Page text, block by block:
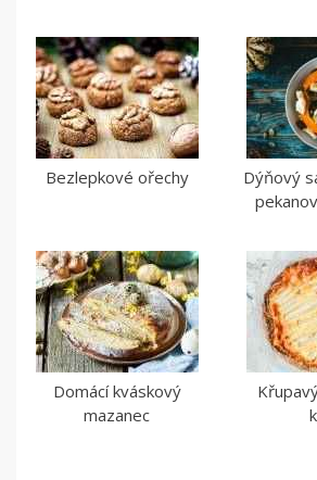
Bezlepkové ořechy
Dýňový
Domácí kváskový
mazanec